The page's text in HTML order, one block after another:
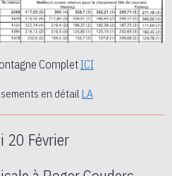
CompletICI
en détail LA
20 Février